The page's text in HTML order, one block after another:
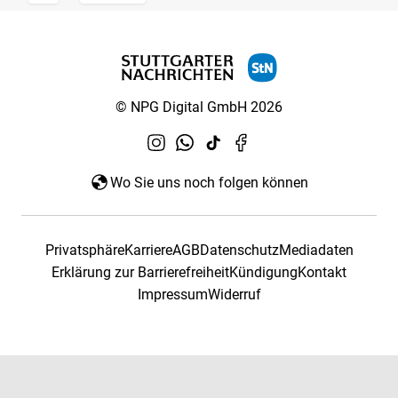
© NPG Digital GmbH 2026
Wo Sie uns noch folgen können
PrivatsphäreKarriereAGBDatenschutzMediadaten
Erklärung zur BarrierefreiheitKündigungKontakt
ImpressumWiderruf